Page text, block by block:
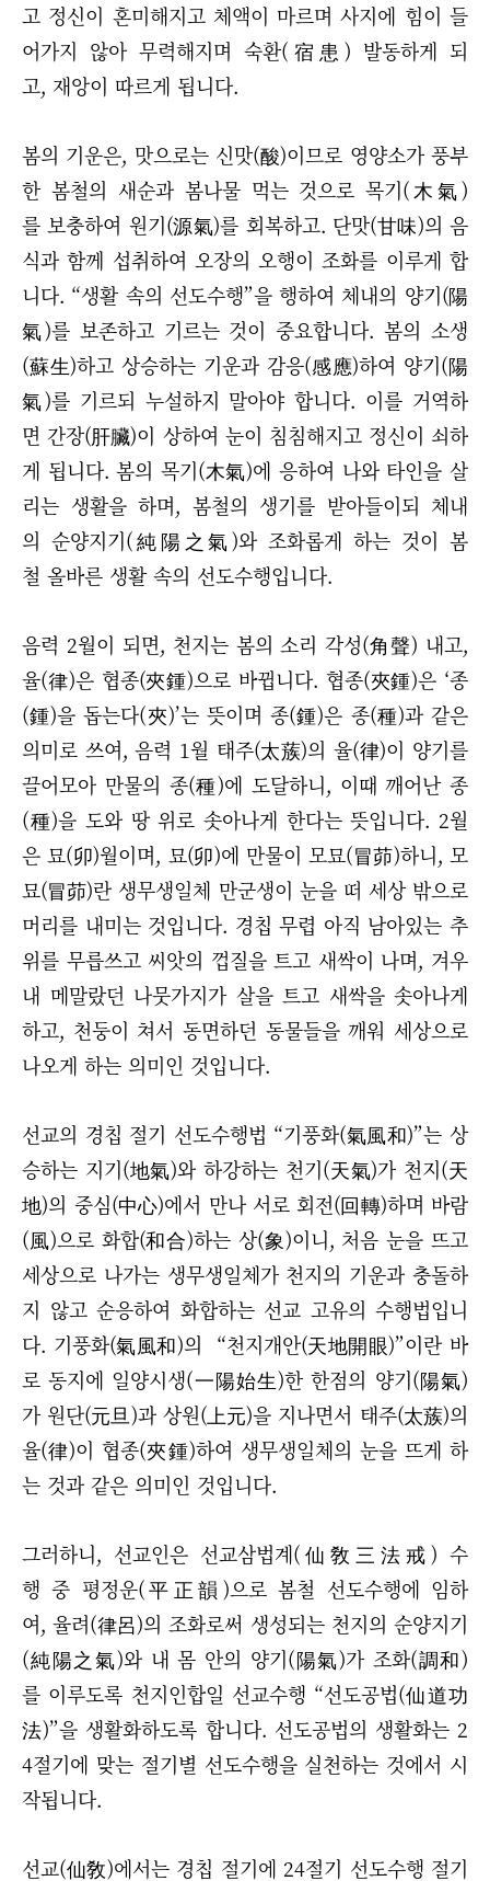
고 정신이 혼미해지고 체액이 마르며 사지에 힘이 들
어가지 않아 무력해지며 숙환(宿患) 발동하게 되
고, 재앙이 따르게 됩니다.
봄의 기운은, 맛으로는 신맛(酸)이므로 영양소가 풍부
한 봄철의 새순과 봄나물 먹는 것으로 목기(木氣)
를 보충하여 원기(源氣)를 회복하고. 단맛(甘味)의 음
식과 함께 섭취하여 오장의 오행이 조화를 이루게 합
니다. “생활 속의 선도수행”을 행하여 체내의 양기(陽
氣)를 보존하고 기르는 것이 중요합니다. 봄의 소생
(蘇生)하고 상승하는 기운과 감응(感應)하여 양기(陽
氣)를 기르되 누설하지 말아야 합니다. 이를 거역하
면 간장(肝臟)이 상하여 눈이 침침해지고 정신이 쇠하
게 됩니다. 봄의 목기(木氣)에 응하여 나와 타인을 살
리는 생활을 하며, 봄철의 생기를 받아들이되 체내
의 순양지기(純陽之氣)와 조화롭게 하는 것이 봄
철 올바른 생활 속의 선도수행입니다.
음력 2월이 되면, 천지는 봄의 소리 각성(角聲) 내고,
율(律)은 협종(夾鍾)으로 바뀝니다. 협종(夾鍾)은 ‘종
(鍾)을 돕는다(夾)’는 뜻이며 종(鍾)은 종(種)과 같은
의미로 쓰여, 음력 1월 태주(太蔟)의 율(律)이 양기를
끌어모아 만물의 종(種)에 도달하니, 이때 깨어난 종
(種)을 도와 땅 위로 솟아나게 한다는 뜻입니다. 2월
은 묘(卯)월이며, 묘(卯)에 만물이 모묘(冒茆)하니, 모
묘(冒茆)란 생무생일체 만군생이 눈을 떠 세상 밖으로
머리를 내미는 것입니다. 경칩 무렵 아직 남아있는 추
위를 무릅쓰고 씨앗의 껍질을 트고 새싹이 나며, 겨우
내 메말랐던 나뭇가지가 살을 트고 새싹을 솟아나게
하고, 천둥이 쳐서 동면하던 동물들을 깨워 세상으로
나오게 하는 의미인 것입니다.
선교의 경칩 절기 선도수행법 “기풍화(氣風和)”는 상
승하는 지기(地氣)와 하강하는 천기(天氣)가 천지(天
地)의 중심(中心)에서 만나 서로 회전(回轉)하며 바람
(風)으로 화합(和合)하는 상(象)이니, 처음 눈을 뜨고
세상으로 나가는 생무생일체가 천지의 기운과 충돌하
지 않고 순응하여 화합하는 선교 고유의 수행법입니
다. 기풍화(氣風和)의 “천지개안(天地開眼)”이란 바
로 동지에 일양시생(一陽始生)한 한점의 양기(陽氣)
가 원단(元旦)과 상원(上元)을 지나면서 태주(太蔟)의
율(律)이 협종(夾鍾)하여 생무생일체의 눈을 뜨게 하
는 것과 같은 의미인 것입니다.
그러하니, 선교인은 선교삼법계(仙敎三法戒) 수
행 중 평정운(平正韻)으로 봄철 선도수행에 임하
여, 율려(律呂)의 조화로써 생성되는 천지의 순양지기
(純陽之氣)와 내 몸 안의 양기(陽氣)가 조화(調和)
를 이루도록 천지인합일 선교수행 “선도공법(仙道功
法)”을 생활화하도록 합니다. 선도공법의 생활화는 2
4절기에 맞는 절기별 선도수행을 실천하는 것에서 시
작됩니다.
선교(仙敎)에서는 경칩 절기에 24절기 선도수행 절기